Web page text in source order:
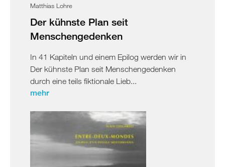
Matthias Lohre
Der kühnste Plan seit
Menschengedenken
In 41 Kapiteln und einem Epilog werden wir in
Der kühnste Plan seit Menschengedenken
durch eine teils fiktionale Lieb...
mehr